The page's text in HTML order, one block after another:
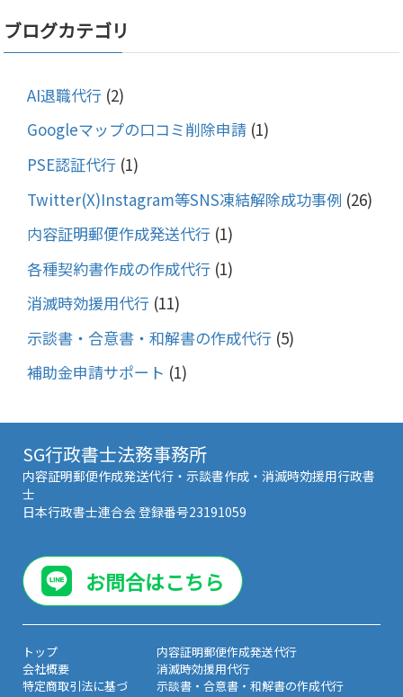
ブログカテゴリ
AI退職代行(2)
Googleマップの口コミ削除申請(1)
PSE認証代行(1)
Twitter(X)Instagram等SNS凍結解除成功事例 (26)
内容証明郵便作成発送代行(1)
各種契約書作成の作成代行(1)
消滅時効援用代行(11)
示談書・合意書・和解書の作成代行(5)
補助金申請サポート (1)
SG行政書士法務事務所
内容証明郵便作成発送代行・示談書作成・消滅時効援用行政書
士
日本行政書士連合会 登録番号23191059
お問合はこちら
トップ
会社概要
特定商取引法に基づ
内容証明郵便作成発送代行
消滅時効援用代行
示談書・合意書・和解書の作成代行